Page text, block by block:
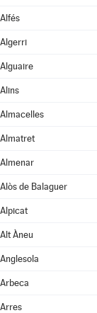
Alfés
Algerri
Alguaire
Alins
Almacelles
Almatret
Almenar
Alòs de Balaguer
Alpicat
Alt Àneu
Anglesola
Arbeca
Arres